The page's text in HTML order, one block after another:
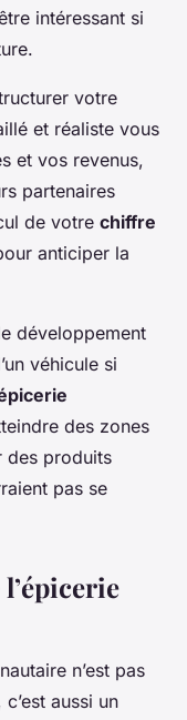
intéressant si
votre
et réaliste vous
et vos revenus,
partenaires
de votre chiffre
anticiper la
développement
véhicule si
des zones
des produits
pas se
n’est pas
aussi un